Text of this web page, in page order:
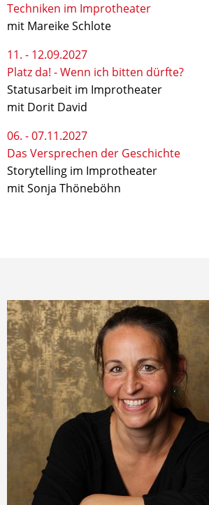
Techniken im Improtheater
mit Mareike Schlote
11. - 12.09.2027
Platz da! - Wenn ich bitten dürfte?
Statusarbeit im Improtheater
mit Dorit David
06. - 07.11.2027
Das Versprechen der Geschichte
Storytelling im Improtheater
mit Sonja Thöneböhn